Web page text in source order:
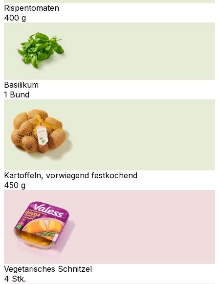
Rispentomaten
400 g
Basilikum
1 Bund
Kartoffeln, vorwiegend festkochend
450 g
Vegetarisches Schnitzel
4 Stk.